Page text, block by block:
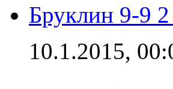
Бруклин 9-9 2
10.1.2015,